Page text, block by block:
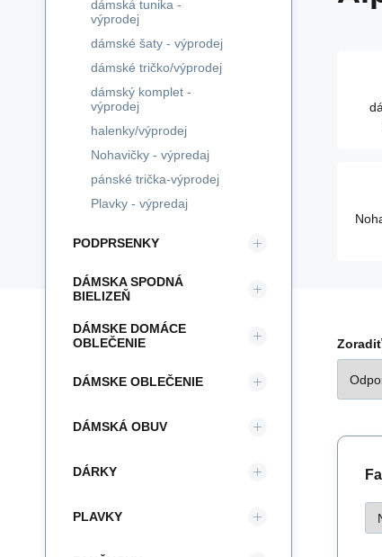
dámská tunika -
výprodej
dámské šaty - výprodej
dámské tričko/výprodej
dámský komplet -
výprodej
halenky/výprodej
Nohavičky - výpredaj
pánské trička-výprodej
Plavky - výpredaj
PODPRSENKY
DÁMSKA SPODNÁ
BIELIZEŇ
DÁMSKE DOMÁCE
OBLEČENIE
DÁMSKE OBLEČENIE
DÁMSKÁ OBUV
DÁRKY
PLAVKY